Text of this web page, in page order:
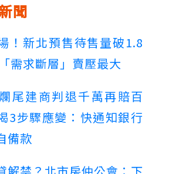
聞
！新北預售待售量破1.8
需求斷層」賣壓最大
尾建商判退千萬再賠百
3步驟應變：快通知銀行
備款